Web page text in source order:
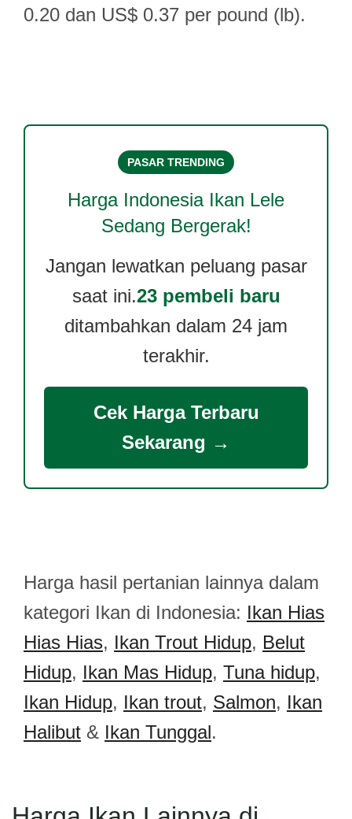
0.20 dan US$ 0.37 per pound (lb).
PASAR TRENDING
Harga Indonesia Ikan Lele
Sedang Bergerak!
Jangan lewatkan peluang pasar
saat ini.23 pembeli baru
ditambahkan dalam 24 jam
terakhir.
Cek Harga Terbaru
Sekarang →
Harga hasil pertanian lainnya dalam
kategori Ikan di Indonesia: Ikan Hias
Hias Hias, Ikan Trout Hidup, Belut
Hidup, Ikan Mas Hidup, Tuna hidup,
Ikan Hidup, Ikan trout, Salmon, Ikan
Halibut & Ikan Tunggal.